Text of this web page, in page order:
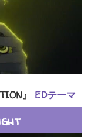
』 EDテーマ